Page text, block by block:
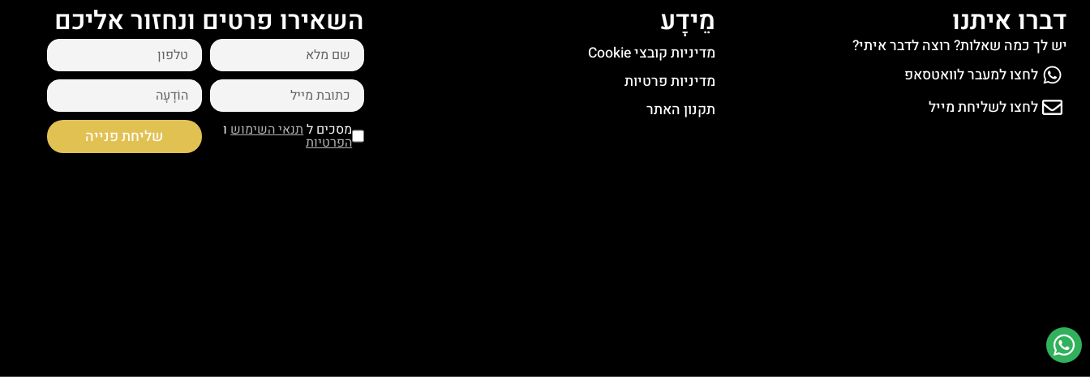
השאירו פרטים ונחזור אליכם
מסכים לתנאי השימושו
הפרטיות שליחת פנייה
מֵידָע
מדיניות קובצי Cookie
מדיניות פרטיות
תקנון האתר
דברו איתנו
יש לך כמה שאלות? רוצה לדבר איתי?
לחצו למעבר לוואטסאפ
לחצו לשליחת מייל